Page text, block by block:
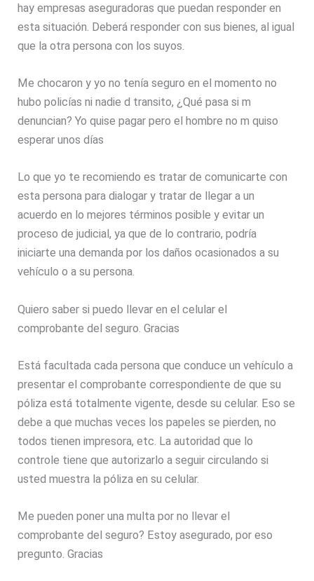
hay empresas aseguradoras que puedan responder en
esta situación. Deberá responder con sus bienes, al igual
que la otra persona con los suyos.
Me chocaron y yo no tenía seguro en el momento no
hubo policías ni nadie d transito, ¿Qué pasa si m
denuncian? Yo quise pagar pero el hombre no m quiso
esperar unos días
Lo que yo te recomiendo es tratar de comunicarte con
esta persona para dialogar y tratar de llegar a un
acuerdo en lo mejores términos posible y evitar un
proceso de judicial, ya que de lo contrario, podría
iniciarte una demanda por los daños ocasionados a su
vehículo o a su persona.
Quiero saber si puedo llevar en el celular el
comprobante del seguro. Gracias
Está facultada cada persona que conduce un vehículo a
presentar el comprobante correspondiente de que su
póliza está totalmente vigente, desde su celular. Eso se
debe a que muchas veces los papeles se pierden, no
todos tienen impresora, etc. La autoridad que lo
controle tiene que autorizarlo a seguir circulando si
usted muestra la póliza en su celular.
Me pueden poner una multa por no llevar el
comprobante del seguro? Estoy asegurado, por eso
pregunto. Gracias